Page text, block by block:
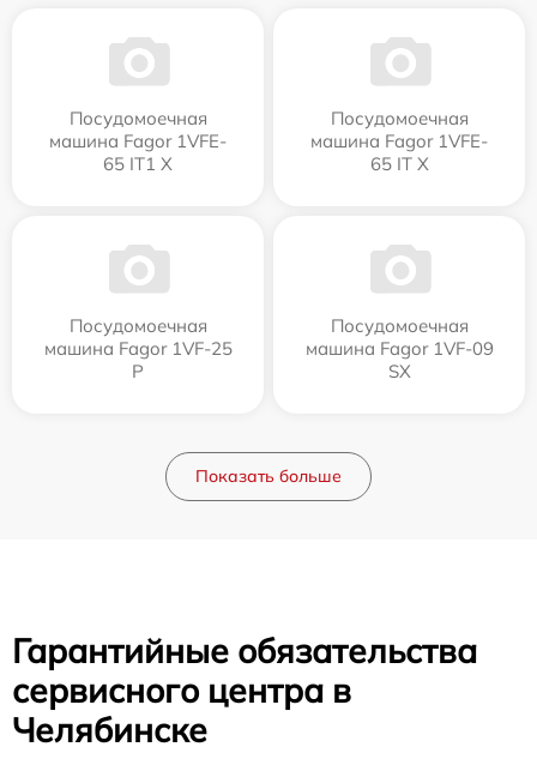
Посудомоечная
машина Fagor 1VFE-
65 IT1 X
Посудомоечная
машина Fagor 1VFE-
65 IT X
Посудомоечная
машина Fagor 1VF-25
P
Посудомоечная
машина Fagor 1VF-09
SX
Показать больше
Гарантийные обязательства
сервисного центра в
Челябинске